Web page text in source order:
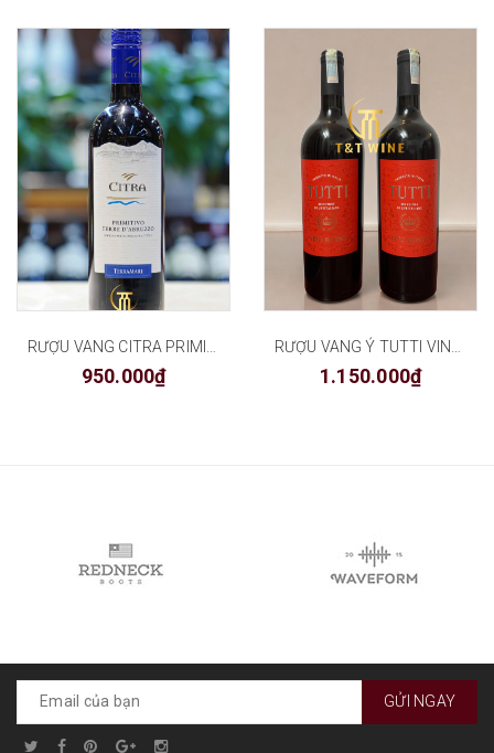
RƯỢU VANG CITRA PRIMITIVO TERRE D’ABRUZZO
950.000₫
RƯỢU VANG Ý TUTTI VINO ROSSO
1.150.000₫
GỬI NGAY